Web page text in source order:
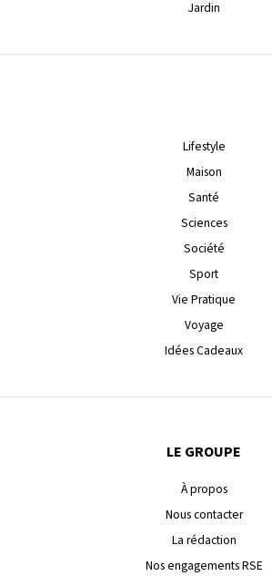
Jardin
Lifestyle
Maison
Santé
Sciences
Société
Sport
Vie Pratique
Voyage
Idées Cadeaux
LE GROUPE
À propos
Nous contacter
La rédaction
Nos engagements RSE